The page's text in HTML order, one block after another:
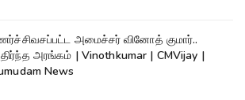
அமைச்சர் வினோத் குமார்..
அரங்கம் | Vinothkumar | CMVijay |
News